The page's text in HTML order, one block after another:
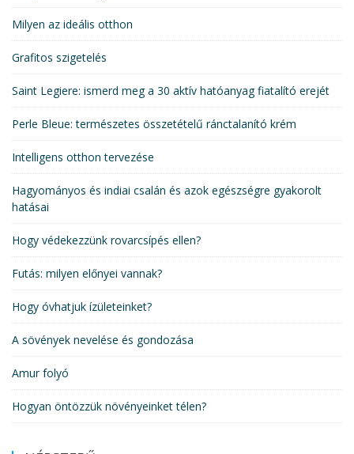
Milyen az ideális otthon
Grafitos szigetelés
Saint Legiere: ismerd meg a 30 aktív hatóanyag fiatalító erejét
Perle Bleue: természetes összetételű ránctalanító krém
Intelligens otthon tervezése
Hagyományos és indiai csalán és azok egészségre gyakorolt
hatásai
Hogy védekezzünk rovarcsípés ellen?
Futás: milyen előnyei vannak?
Hogy óvhatjuk ízületeinket?
A sövények nevelése és gondozása
Amur folyó
Hogyan öntözzük növényeinket télen?